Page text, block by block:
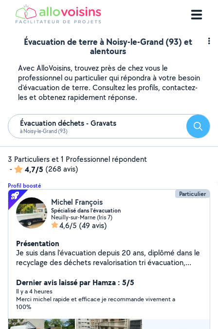
Évacuation de terre à Noisy-le-Grand (93) et
alentours
Avec AlloVoisins, trouvez près de chez vous le
professionnel ou particulier qui répondra à votre besoin
d'évacuation de terre. Consultez les profils, contactez-
les et obtenez rapidement réponse.
Évacuation déchets - Gravats
à Noisy-le-Grand (93)
3 Particuliers et 1 Professionnel répondent
-
4,7/5 (268 avis)
Profil boosté
Particulier
Michel François
Spécialisé dans l’évacuation
Neuilly-sur-Marne (Iris 7)
4,6/5 (49 avis)
Présentation
Je suis dans l'évacuation depuis 20 ans, diplômé dans le
recyclage des déchets revalorisation tri évacuation,
etc.
Dernier avis laissé par Hamza : 5/5
Il y a 4 heures
Merci michel rapide et efficace je recommande vivement a
100%